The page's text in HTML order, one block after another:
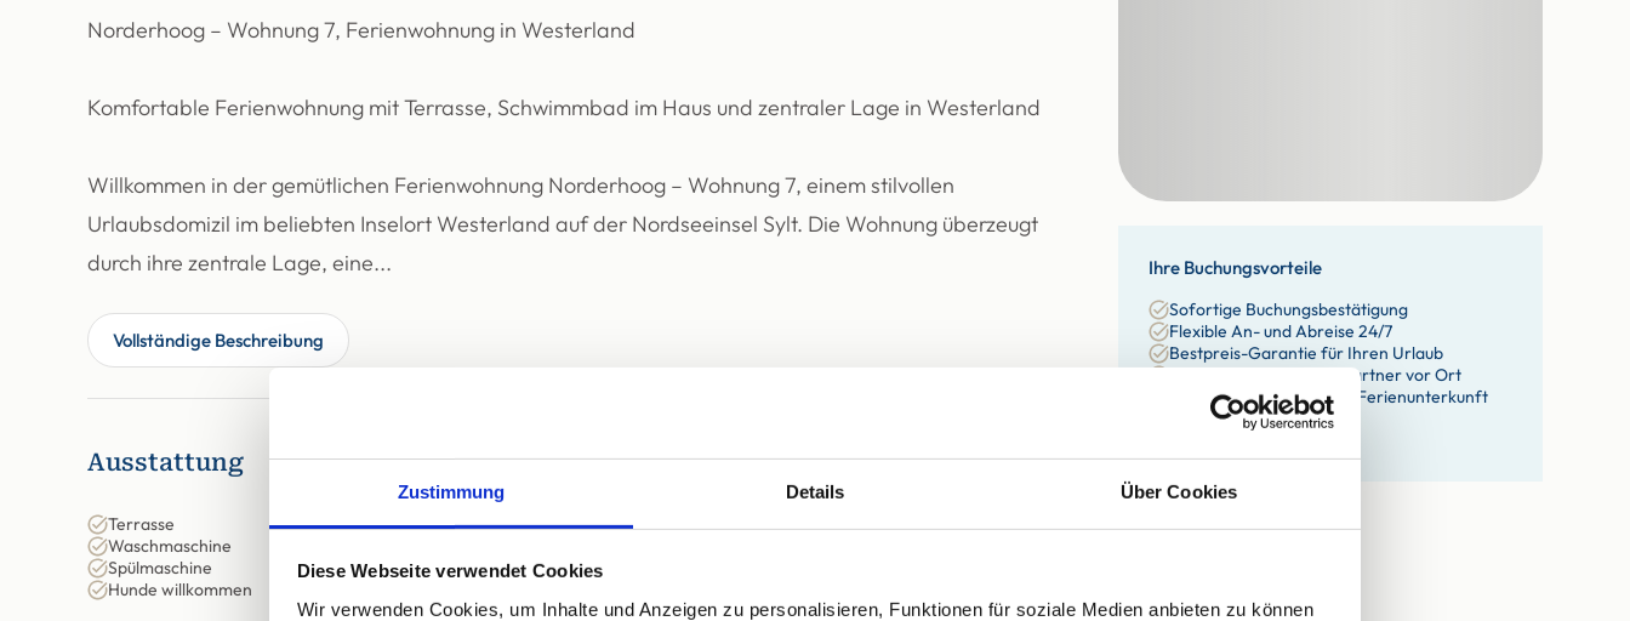
Zustimmung Details Über Cookies
Diese Webseite verwendet Cookies
Wir verwenden Cookies, um Inhalte und Anzeigen zu personalisieren, Funktionen für soziale Medien anbieten zu können
Norderhoog – Wohnung 7, Ferienwohnung in Westerland
Komfortable Ferienwohnung mit Terrasse, Schwimmbad im Haus und zentraler Lage in Westerland
Willkommen in der gemütlichen Ferienwohnung Norderhoog – Wohnung 7, einem stilvollen
Urlaubsdomizil im beliebten Inselort Westerland auf der Nordseeinsel Sylt. Die Wohnung überzeugt
durch ihre zentrale Lage, eine...
Vollständige Beschreibung
Ausstattung
Terrasse
Sauna
Waschmaschine
Spülmaschine
WLAN
Hunde willkommen
Ihre Buchungsvorteile
Sofortige Buchungsbestätigung
Flexible An- und Abreise 24/7
Bestpreis-Garantie für Ihren Urlaub
Persönlicher Ansprechpartner vor Ort
Willkommensgruß in der Ferienunterkunft
eigene Haustechniker